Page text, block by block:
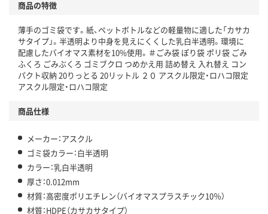
この商品の環境配慮ポイントです。下記商品詳細「
アスクル商品環境スコア詳細／加点項目
」で確認できます。
商品の特徴
薄手のゴミ袋です。紙、ペットボトルなどの軽量物に適した「カサカ
サタイプ」。半透明より中身を見えにくくした乳白半透明。環境に
配慮したバイオマス素材を10%使用。＃ごみ袋 ぽり袋 ポリ袋 ごみ
ふくろ ごみぶくろ ゴミブクロ つめかえ用 詰め替え 入れ替え コン
パクト収納 20りっとる 20リットル ２０ アスクル限定・ロハコ限定
アスクル限定・ロハコ限定
商品仕様
メーカー：アスクル
ゴミ袋カラー：白半透明
カラー：乳白半透明
厚さ：0.012mm
材質：高密度ポリエチレン（バイオマスプラスチック10％）
材質：HDPE（カサカサタイプ）